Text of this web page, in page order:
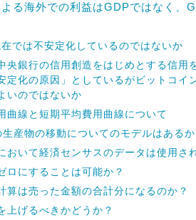
る海外での利益はGDPではなく、
では不安定化しているのではないか
央銀行の信用創造をはじめとする信用
定化の原因」としているがビットコイ
いのではないか
曲線と短期平均費用曲線について
産物の移動についてのモデルはあるか
おいて経済センサスのデータは使用さ
ロにすることは可能か？
算は売った金額の合計分になるのか？
上げるべきかどうか？